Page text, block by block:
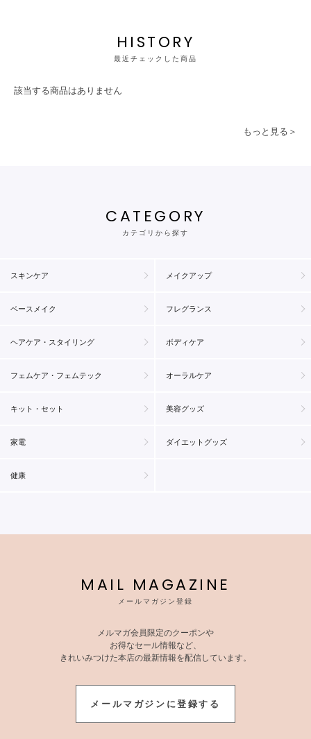
HISTORY
最近チェックした商品
該当する商品はありません
もっと見る＞
CATEGORY
カテゴリから探す
スキンケア メイクアップ
ベースメイク フレグランス
ヘアケア・スタイリング ボディケア
フェムケア・フェムテック オーラルケア
キット・セット 美容グッズ
家電 ダイエットグッズ
健康
MAIL MAGAZINE
メールマガジン登録
メルマガ会員限定のクーポンや
お得なセール情報など、
きれいみつけた本店の最新情報を配信しています。
メールマガジンに登録する